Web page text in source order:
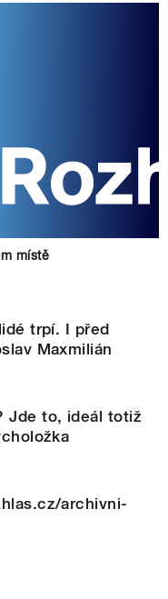
místě
trpí. I před
Maxmilián
Jde to, ideál totiž
archivni-